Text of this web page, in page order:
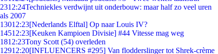
2312:24Techniekles verdwijnt uit onderbouw: maar half zo veel uren
als 2007
13012:23[Nederlands Elftal] Op naar Louis IV?
14512:23[Keuken Kampioen Divisie] #44 Vitesse mag weg
1812:23Tony Scott (54) overleden
12912:20[INFLUENCERS #295] Van flodderslinger tot Shrek-crème